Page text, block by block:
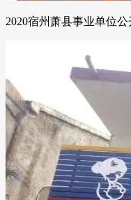
2020宿州萧县事业单位